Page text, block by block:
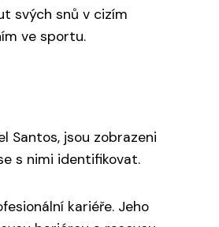
svých snů v cizím
ve sportu.
Santos, jsou zobrazeni
s nimi identifikovat.
kariéře. Jeho